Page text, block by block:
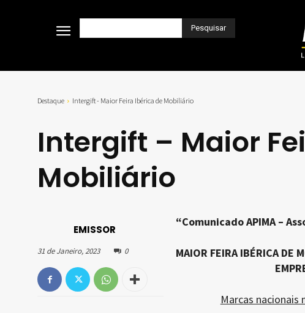
Pesquisar
Destaque Intergift - Maior Feira Ibérica de Mobiliário
Intergift – Maior
Mobiliário
EMISSOR
31 de Janeiro, 2023 0
“Comunicado APIMA –
MAIOR FEIRA IBÉRICA DE
Marcas